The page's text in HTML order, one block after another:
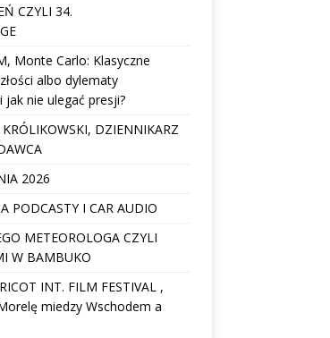
CZYLI 34.
Monte Carlo: Klasyczne
albo dylematy
nie ulegać presji?
DZIENNIKARZ
2026
PODCASTY I CAR AUDIO
METEOROLOGA CZYLI
W BAMBUKO
INT. FILM FESTIVAL ,
miedzy Wschodem a